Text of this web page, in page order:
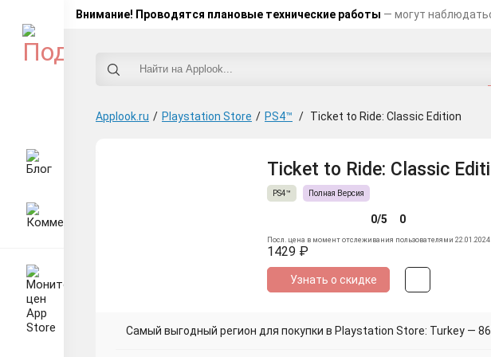
Внимание! Проводятся плановые технические работы — могут
Applook.ru / Playstation Store / PS4™ / Ticket to Ride: Classic Edition
Ticket to Ride: Classic
PS4™ Полная Версия
0/5 0
Посл. цена в момент отслеживания пользователями 22.01.2024
1429 ₽
Узнать о скидке
Самый выгодный регион для покупки в Playstation Store: Turkey —